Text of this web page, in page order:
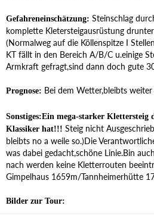
Gefahreneinschätzung: Steinschlag
komplette Kletersteigausrüstung
(Normalweg auf die Köllenspitze I
KT fällt in den Bereich A/B/C u.einige
Armkraft gefragt,sind dann doch gute
Prognose: Bei dem Wetter,bleibts weiter
Sonstiges:Ein mega-starker Klettersteig
Klassiker hat!!! Steig nicht
bleibts no a weile so.)Die
was dabei gedacht,schöne Linie.Bin
nach werden keine Kletterrouten
Gimpelhaus 1659m/Tannheimerhütte
Bilder zur Tour: